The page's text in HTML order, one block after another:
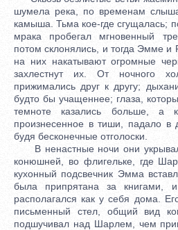
шумела река, по временам
камыша. Тьма кое-где сгущалась;
мрака пробегал мгновенный
потом склонялись, и тогда Эмме и
на них накатывают огромные
захлестнут их. От ночного
прижимались друг к другу;
будто бы учащеннее; глаза,
темноте казались больше, а
произнесенное в тиши, падало в
будя бесконечные отголоски.
В ненастные ночи они
конюшней, во флигельке, где
кухонный подсвечник Эмма
была припрятана за книгами,
располагался как у себя дома.
письменный стел, общий вид
подшучивал над Шарлем, чем